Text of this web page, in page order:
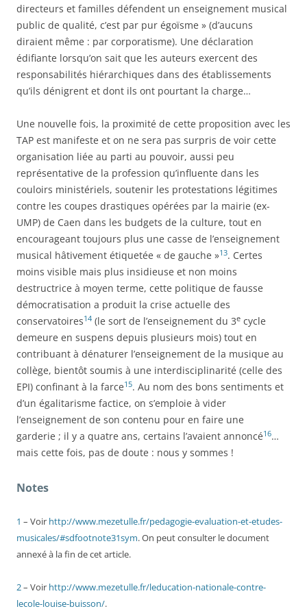
directeurs et familles défendent un enseignement musical
public de qualité, c’est par pur égoïsme » (d’aucuns
diraient même : par corporatisme). Une déclaration
édifiante lorsqu’on sait que les auteurs exercent des
responsabilités hiérarchiques dans des établissements
qu’ils dénigrent et dont ils ont pourtant la charge…
Une nouvelle fois, la proximité de cette proposition avec les
TAP est manifeste et on ne sera pas surpris de voir cette
organisation liée au parti au pouvoir, aussi peu
représentative de la profession qu’influente dans les
couloirs ministériels, soutenir les protestations légitimes
contre les coupes drastiques opérées par la mairie (ex-
UMP) de Caen dans les budgets de la culture, tout en
encourageant toujours plus une casse de l’enseignement
musical hâtivement étiquetée « de gauche »13. Certes
moins visible mais plus insidieuse et non moins
destructrice à moyen terme, cette politique de fausse
démocratisation a produit la crise actuelle des
conservatoires14 (le sort de l’enseignement du 3e cycle
demeure en suspens depuis plusieurs mois) tout en
contribuant à dénaturer l’enseignement de la musique au
collège, bientôt soumis à une interdisciplinarité (celle des
EPI) confinant à la farce15. Au nom des bons sentiments et
d’un égalitarisme factice, on s’emploie à vider
l’enseignement de son contenu pour en faire une
garderie ; il y a quatre ans, certains l’avaient annoncé16…
mais cette fois, pas de doute : nous y sommes !
Notes
1 – Voir http://www.mezetulle.fr/pedagogie-evaluation-et-etudes-
musicales/#sdfootnote31sym. On peut consulter le document
annexé à la fin de cet article.
2– Voir http://www.mezetulle.fr/leducation-nationale-contre-
lecole-louise-buisson/.